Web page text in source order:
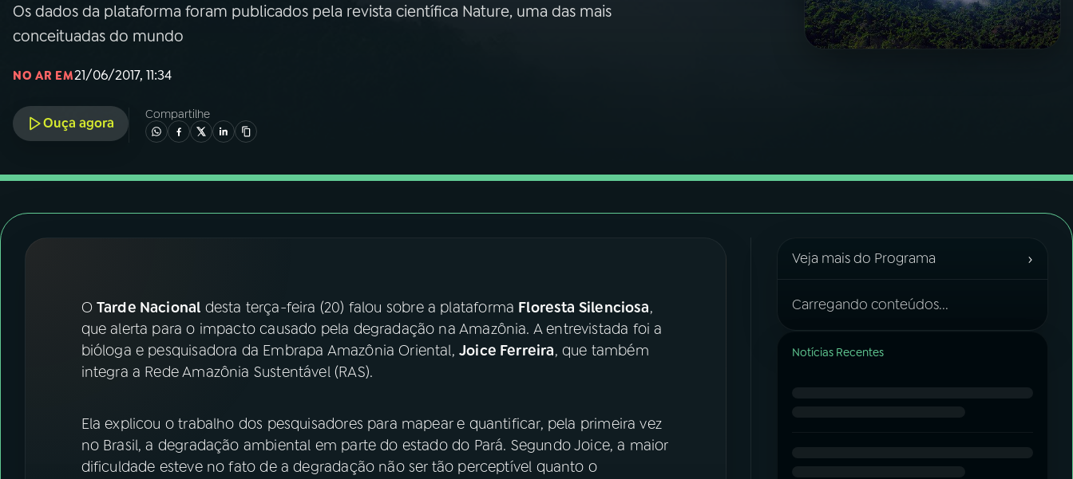
03PROGRAMAÇÃO
ACOMPANHE A RÁDIO NACIONAL
YouTube Facebook
Os dados da plataforma foram publicados pela revista científica Nature, uma das mais
conceituadas do mundo
NO AR EM21/06/2017, 11:34
Ouça agora
Compartilhe
O Tarde Nacional desta terça-feira (20) falou sobre a plataforma Floresta Silenciosa,
que alerta para o impacto causado pela degradação na Amazônia. A entrevistada foi a
bióloga e pesquisadora da Embrapa Amazônia Oriental,Joice Ferreira, que também
integra a Rede Amazônia Sustentável (RAS).
Ela explicou o trabalho dos pesquisadores para mapear e quantificar, pela primeira vez
no Brasil, a degradação ambiental em parte do estado do Pará. Segundo Joice, a maior
dificuldade esteve no fato de a degradação não ser tão perceptível quanto o
Veja mais do Programa ›
Carregando conteúdos...
Notícias Recentes